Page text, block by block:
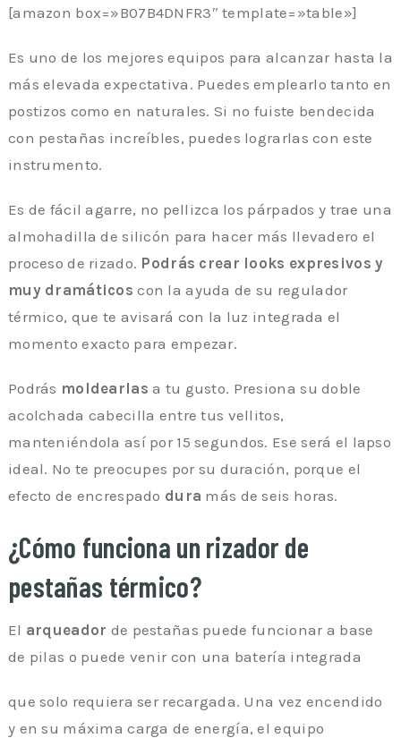
[amazon box=»B07B4DNFR3″ template=»table»]
Es uno de los mejores equipos para alcanzar hasta la
más elevada expectativa. Puedes emplearlo tanto en
postizos como en naturales. Si no fuiste bendecida
con pestañas increíbles, puedes lograrlas con este
instrumento.
Es de fácil agarre, no pellizca los párpados y trae una
almohadilla de silicón para hacer más llevadero el
proceso de rizado. Podrás crear looks expresivos y
muy dramáticos con la ayuda de su regulador
térmico, que te avisará con la luz integrada el
momento exacto para empezar.
Podrás moldearlas a tu gusto. Presiona su doble
acolchada cabecilla entre tus vellitos,
manteniéndola así por 15 segundos. Ese será el lapso
ideal. No te preocupes por su duración, porque el
efecto de encrespado dura más de seis horas.
¿Cómo funciona un rizador de
pestañas térmico?
El arqueador de pestañas puede funcionar a base
de pilas o puede venir con una batería integrada
que solo requiera ser recargada. Una vez encendido
y en su máxima carga de energía, el equipo